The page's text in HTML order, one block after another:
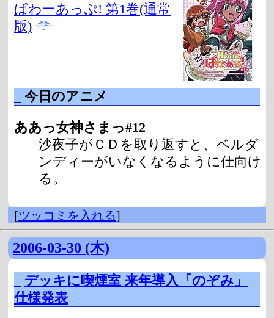
ぱわーあっぷ! 第1巻(通常
版)
今日のアニメ
ああっ女神さまっ#12
沙夜子がＣＤを取り返すと、ベルダ
ンディーがいなくなるように仕向け
る。
[ツッコミを入れる]
2006-03-30 (木)
デッキに喫煙室 来年導入「のぞみ」
仕様発表